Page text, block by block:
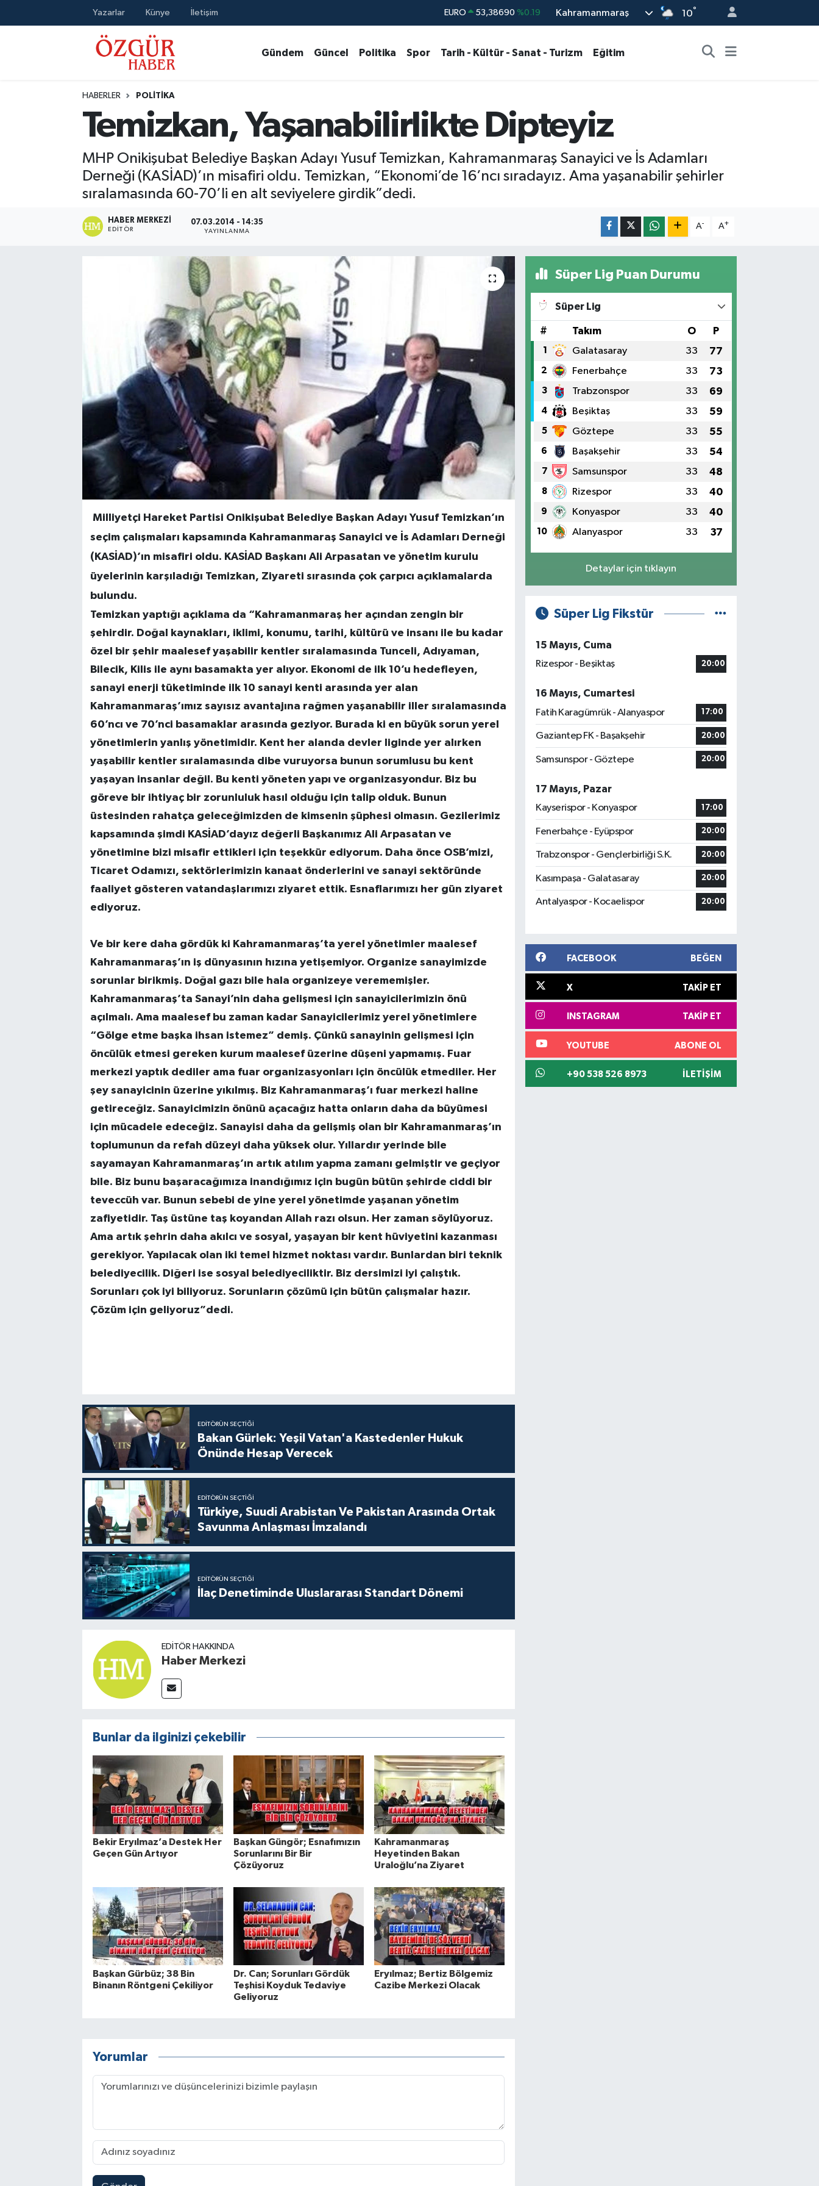
Yazarlar Künye İletişim STERLİN 61,60380 %0.18
BİST100 14.598,00 %0
EURO 53,38690 %0.19
Kahramanmaraş 10°
Gündem Güncel Politika Spor Tarih - Kültür - Sanat - Turizm Eğitim
HABERLER POLITIKA
Temizkan, Yaşanabilirlikte Dipteyiz
MHP Onikişubat Belediye Başkan Adayı Yusuf Temizkan, Kahramanmaraş Sanayici ve İs Adamları
Derneği (KASİAD)’ın misafiri oldu. Temizkan, “Ekonomi’de 16’ncı sıradayız. Ama yaşanabilir şehirler
sıralamasında 60-70’li en alt seviyelere girdik”dedi.
HABER MERKEZI
EDITÖR
07.03.2014 - 14:35
YAYINLANMA
A- A+
Milliyetçi Hareket Partisi Onikişubat Belediye Başkan Adayı Yusuf Temizkan’ın
seçim çalışmaları kapsamında Kahramanmaraş Sanayici ve İs Adamları Derneği
(KASİAD)’ın misafiri oldu. KASİAD Başkanı Ali Arpasatan ve yönetim kurulu
üyelerinin karşıladığı Temizkan, Ziyareti sırasında çok çarpıcı açıklamalarda
bulundu.
Temizkan yaptığı açıklama da “Kahramanmaraş her açından zengin bir
şehirdir. Doğal kaynakları, iklimi, konumu, tarihi, kültürü ve insanı ile bu kadar
özel bir şehir maalesef yaşabilir kentler sıralamasında Tunceli, Adıyaman,
Bilecik, Kilis ile aynı basamakta yer alıyor. Ekonomi de ilk 10’u hedefleyen,
sanayi enerji tüketiminde ilk 10 sanayi kenti arasında yer alan
Kahramanmaraş’ımız sayısız avantajına rağmen yaşanabilir iller sıralamasında
60’ncı ve 70’nci basamaklar arasında geziyor. Burada ki en büyük sorun yerel
yönetimlerin yanlış yönetimidir. Kent her alanda devler liginde yer alırken
yaşabilir kentler sıralamasında dibe vuruyorsa bunun sorumlusu bu kent
yaşayan insanlar değil. Bu kenti yöneten yapı ve organizasyondur. Biz bu
göreve bir ihtiyaç bir zorunluluk hasıl olduğu için talip olduk. Bunun
üstesinden rahatça geleceğimizden de kimsenin şüphesi olmasın. Gezilerimiz
kapsamında şimdi KASİAD’dayız değerli Başkanımız Ali Arpasatan ve
yönetimine bizi misafir ettikleri için teşekkür ediyorum. Daha önce OSB’mizi,
Ticaret Odamızı, sektörlerimizin kanaat önderlerini ve sanayi sektöründe
faaliyet gösteren vatandaşlarımızı ziyaret ettik. Esnaflarımızı her gün ziyaret
ediyoruz.
Ve bir kere daha gördük ki Kahramanmaraş’ta yerel yönetimler maalesef
Kahramanmaraş’ın iş dünyasının hızına yetişemiyor. Organize sanayimizde
sorunlar birikmiş. Doğal gazı bile hala organizeye verememişler.
Kahramanmaraş’ta Sanayi’nin daha gelişmesi için sanayicilerimizin önü
açılmalı. Ama maalesef bu zaman kadar Sanayicilerimiz yerel yönetimlere
“Gölge etme başka ihsan istemez” demiş. Çünkü sanayinin gelişmesi için
öncülük etmesi gereken kurum maalesef üzerine düşeni yapmamış. Fuar
merkezi yaptık dediler ama fuar organizasyonları için öncülük etmediler. Her
şey sanayicinin üzerine yıkılmış. Biz Kahramanmaraş’ı fuar merkezi haline
getireceğiz. Sanayicimizin önünü açacağız hatta onların daha da büyümesi
için mücadele edeceğiz. Sanayisi daha da gelişmiş olan bir Kahramanmaraş’ın
toplumunun da refah düzeyi daha yüksek olur. Yıllardır yerinde bile
sayamayan Kahramanmaraş’ın artık atılım yapma zamanı gelmiştir ve geçiyor
bile. Biz bunu başaracağımıza inandığımız için bugün bütün şehirde ciddi bir
teveccüh var. Bunun sebebi de yine yerel yönetimde yaşanan yönetim
zafiyetidir. Taş üstüne taş koyandan Allah razı olsun. Her zaman söylüyoruz.
Ama artık şehrin daha akılcı ve sosyal, yaşayan bir kent hüviyetini kazanması
gerekiyor. Yapılacak olan iki temel hizmet noktası vardır. Bunlardan biri teknik
belediyecilik. Diğeri ise sosyal belediyeciliktir. Biz dersimizi iyi çalıştık.
Sorunları çok iyi biliyoruz. Sorunların çözümü için bütün çalışmalar hazır.
Çözüm için geliyoruz”dedi.
EDITÖRÜN SEÇTIĞI
Bakan Gürlek: Yeşil Vatan'a Kastedenler Hukuk
Önünde Hesap Verecek
EDITÖRÜN SEÇTIĞI
Türkiye, Suudi Arabistan Ve Pakistan Arasında Ortak
Savunma Anlaşması İmzalandı
EDITÖRÜN SEÇTIĞI
İlaç Denetiminde Uluslararası Standart Dönemi
EDITÖR HAKKINDA
Haber Merkezi
Bunlar da ilginizi çekebilir
Bekir Eryılmaz’a Destek Her
Geçen Gün Artıyor
Başkan Güngör; Esnafımızın
Sorunlarını Bir Bir
Çözüyoruz
Kahramanmaraş
Heyetinden Bakan
Uraloğlu’na Ziyaret
Başkan Gürbüz; 38 Bin
Binanın Röntgeni Çekiliyor
Dr. Can; Sorunları Gördük
Teşhisi Koyduk Tedaviye
Geliyoruz
Eryılmaz; Bertiz Bölgemiz
Cazibe Merkezi Olacak
Yorumlar
Süper Lig Puan Durumu
Süper Lig
# Takım O P
1 Galatasaray 33 77
2 Fenerbahçe 33 73
3 Trabzonspor 33 69
4 Beşiktaş 33 59
5 Göztepe 33 55
6 Başakşehir 33 54
7 Samsunspor 33 48
8 Rizespor 33 40
9 Konyaspor 33 40
10 Alanyaspor 33 37
Detaylar için tıklayın
Süper Lig Fikstür
15 Mayıs, Cuma
Rizespor - Beşiktaş
20:00
16 Mayıs, Cumartesi
Fatih Karagümrük - Alanyaspor
17:00
Gaziantep FK - Başakşehir 20:00
Samsunspor - Göztepe 20:00
17 Mayıs, Pazar
Kayserispor - Konyaspor
17:00
Fenerbahçe - Eyüpspor 20:00
Trabzonspor - Gençlerbirliği S.K. 20:00
Kasımpaşa - Galatasaray 20:00
Antalyaspor - Kocaelispor 20:00
FACEBOOK BEĞEN
X TAKIP ET
INSTAGRAM TAKIP ET
YOUTUBE ABONE OL
+90 538 526 8973 İLETIŞIM
MODA - GÜZELLİK
Tarih - Kültür - Sanat - Turizm
Nöbetçi Eczaneler
Trafik Durumu
Süper Lig Puan Durumu ve Fikstür
Tüm Manşetler
Son Dakika Haberleri